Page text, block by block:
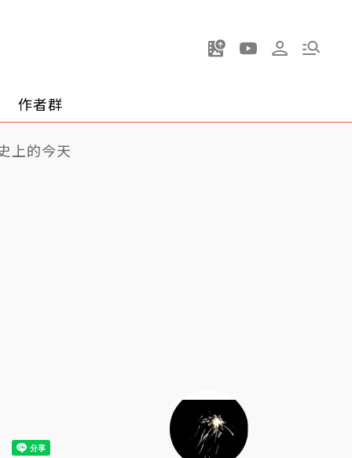
作者群
上的今天